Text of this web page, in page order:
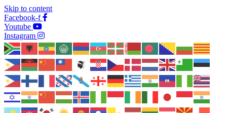
Skip to content
Facebook-f
Youtube
Instagram